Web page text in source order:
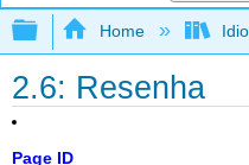
Expand/
Home
2.6: Resenha
Page ID